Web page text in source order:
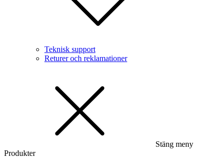
Teknisk support
Returer och reklamationer
Stäng meny
Produkter